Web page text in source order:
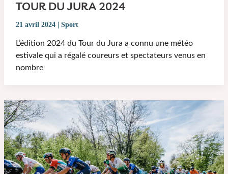
TOUR DU JURA 2024
21 avril 2024 Sport
L’édition 2024 du Tour du Jura a connu une météo
estivale qui a régalé coureurs et spectateurs venus en
nombre